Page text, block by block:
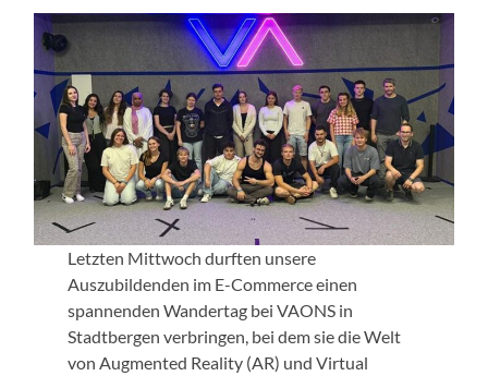
Letzten Mittwoch durften unsere
Auszubildenden im E-Commerce einen
spannenden Wandertag bei VAONS in
Stadtbergen verbringen, bei dem sie die Welt
von Augmented Reality (AR) und Virtual